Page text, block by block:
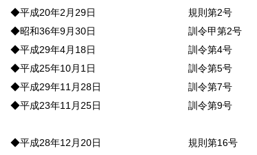
◆平成20年2月29日
規則第2号
◆昭和36年9月30日
訓令甲第2号
◆平成29年4月18日
訓令第4号
◆平成25年10月1日
訓令第5号
◆平成29年11月28日
訓令第7号
◆平成23年11月25日
訓令第9号
◆平成28年12月20日
規則第16号